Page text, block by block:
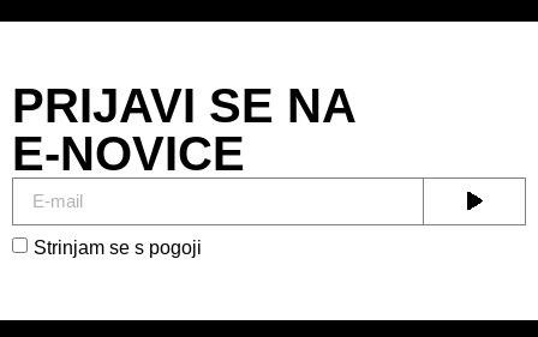
PRIJAVI SE NA
E-NOVICE
Strinjam se s pogoji